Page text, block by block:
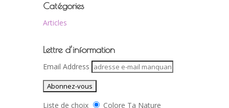
Catégories
Articles
Lettre d’information
Email Address
Liste de choix
Colore Ta Nature